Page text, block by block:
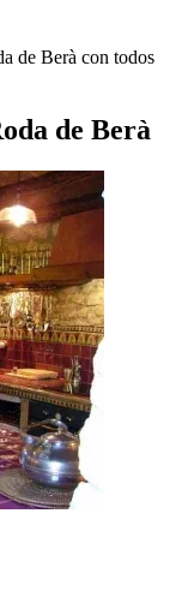
de Berà con todos
de Berà